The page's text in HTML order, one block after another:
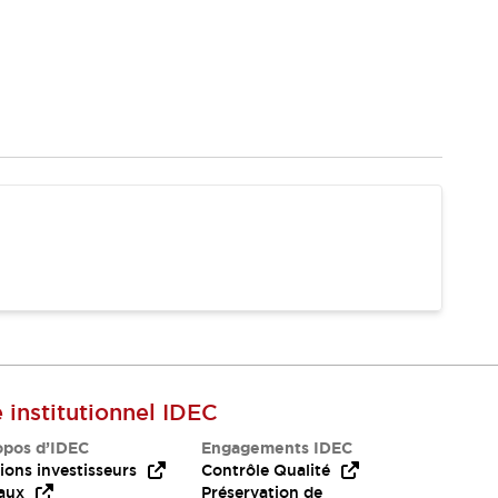
institutionnel IDEC
d’IDEC
investisseurs
Engagements IDEC
Contrôle Qualité
Préservation de